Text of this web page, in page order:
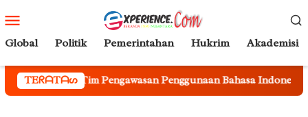
ke
kontenMobile
Global Politik Pemerintahan Hukrim Akademisi
TEᖇᗩTᗩᔕ
Penggunaan Bahasa Indonesia Sekda Jufri